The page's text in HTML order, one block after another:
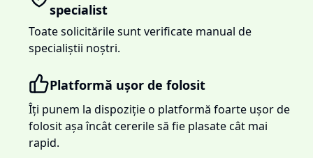
specialist
Toate solicitările sunt verificate manual de
specialiștii noștri.
Platformă ușor de folosit
Îți punem la dispoziție o platformă foarte ușor de
folosit așa încât cererile să fie plasate cât mai
rapid.